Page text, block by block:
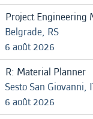
Project Engineering
Belgrade, RS
6 août 2026
R: Material Planner
Sesto San Giovanni,
6 août 2026